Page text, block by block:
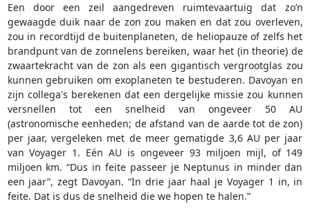
Een door een zeil aangedreven ruimtevaartuig dat zo’n
gewaagde duik naar de zon zou maken en dat zou overleven,
zou in recordtijd de buitenplaneten, de heliopauze of zelfs het
brandpunt van de zonnelens bereiken, waar het (in theorie) de
zwaartekracht van de zon als een gigantisch vergrootglas zou
kunnen gebruiken om exoplaneten te bestuderen. Davoyan en
zijn collega's berekenen dat een dergelijke missie zou kunnen
versnellen tot een snelheid van ongeveer 50 AU
(astronomische eenheden; de afstand van de aarde tot de zon)
per jaar, vergeleken met de meer gematigde 3,6 AU per jaar
van Voyager 1. Eén AU is ongeveer 93 miljoen mijl, of 149
miljoen km. “Dus in feite passeer je Neptunus in minder dan
een jaar”, zegt Davoyan. “In drie jaar haal je Voyager 1 in, in
feite. Dat is dus de snelheid die we hopen te halen.”